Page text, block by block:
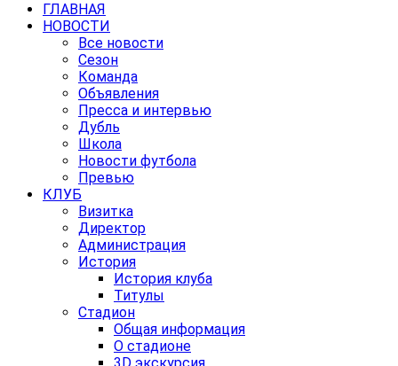
ГЛАВНАЯ
НОВОСТИ
Все новости
Сезон
Команда
Объявления
Пресса и интервью
Дубль
Школа
Новости футбола
Превью
КЛУБ
Визитка
Директор
Администрация
История
История клуба
Титулы
Стадион
Общая информация
О стадионе